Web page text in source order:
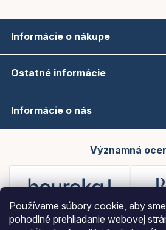
Používame súbory cookie, aby
pohodlné prehliadanie webovej
Informácie o nákupe
Ostatné informácie
Informácie o nás
Významná